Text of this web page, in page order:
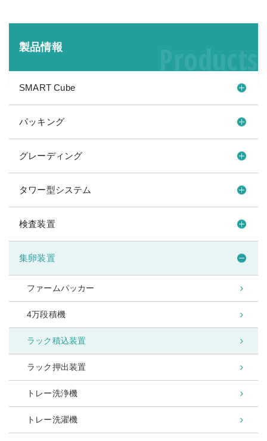
製品情報
SMART Cube
パッキング
グレーディング
タワー型システム
検査装置
集卵装置
ファームパッカー
4万段積機
ラック積込装置
ラック押出装置
トレー洗浄機
トレー洗濯機